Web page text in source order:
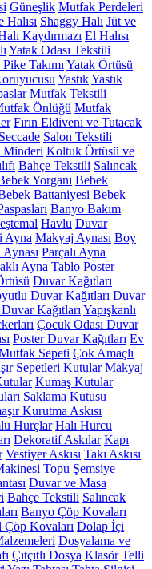
Güneşlik Mutfak Perdeleri
Halısı Shaggy Halı Jüt ve
Kaydırmazı El Halısı
Yatak Odası Tekstili
Takımı Yatak Örtüsü
YastıkYastık
Mutfak Tekstili
Önlüğü Mutfak
Fırın Eldiveni ve Tutacak
Seccade Salon Tekstili
Minderi Koltuk Örtüsü ve
Bahçe Tekstili Salıncak
Yorganı Bebek
Battaniyesi Bebek
Banyo Bakım
Havlu Duvar
Ayna Makyaj Aynası Boy
Parçalı Ayna
Ayna Tablo Poster
Duvar Kağıtları
Duvar Kağıtları Duvar
Kağıtları Yapışkanlı
Çocuk Odası Duvar
Poster Duvar Kağıtları Ev
Sepeti Çok Amaçlı
Sepetleri Kutular Makyaj
Kumaş Kutular
Saklama Kutusu
Kurutma Askısı
Hurçlar Halı Hurcu
Dekoratif Askılar Kapı
Vestiyer Askısı Takı Askısı
Topu Şemsiye
Duvar ve Masa
Bahçe Tekstili Salıncak
Banyo Çöp Kovaları
Çöp Kovaları Dolap İçi
Dosyalama ve
Çıtçıtlı Dosya Klasör Telli